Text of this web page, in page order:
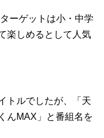
ーゲットは小・中学
楽しめるとして人気
トルでしたが、「天
んMAX」と番組名を